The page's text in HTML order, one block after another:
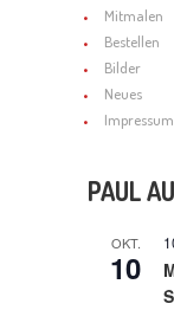
Mitmalen
Bestellen
Bilder
Neues
Impressum
PAUL
OKT.
10